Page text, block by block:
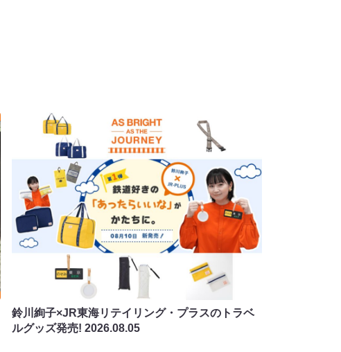
鈴川絢子×JR東海リテイリング・プラスのトラベ
ルグッズ発売! 2026.08.05